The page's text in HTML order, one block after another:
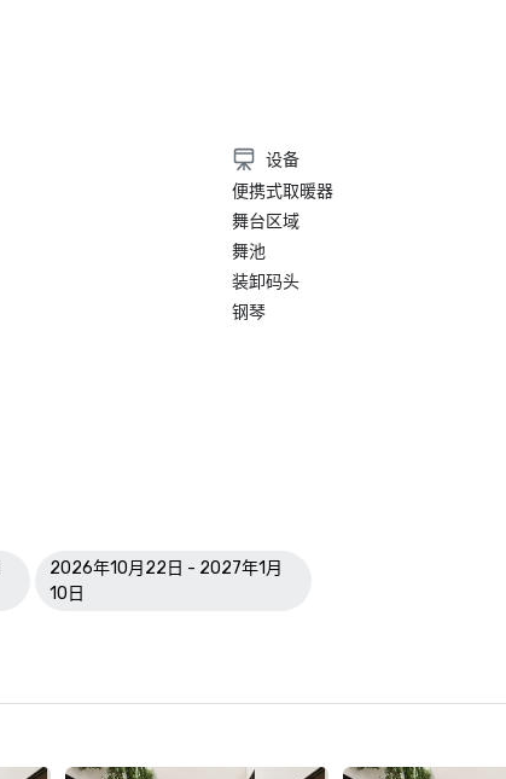
设备
便携式取暖器
舞台区域
舞池
装卸码头
钢琴
2026年10月22日 - 2027年1月
10日